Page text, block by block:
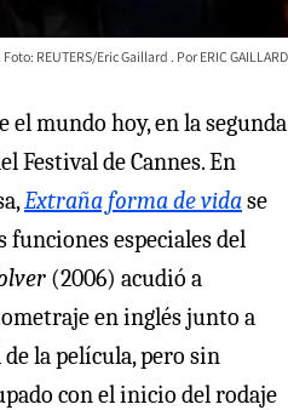
REUTERS/Eric Gaillard ERIC GAILLARD
el mundo hoy, en la segunda
Festival de Cannes. En
Extraña forma de vidase
funciones especiales del
(2006) acudió a
en inglés junto a
la película, pero sin
con el inicio del rodaje